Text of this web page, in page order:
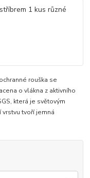
rouška se
o vlákna z aktivního
která je světovým
tvoří jemná